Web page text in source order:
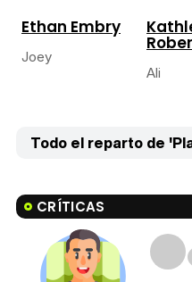
Ethan Embry
Joey
Ali
Todo el reparto de
CRÍTICAS